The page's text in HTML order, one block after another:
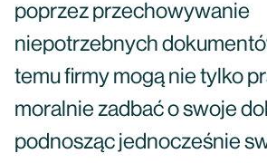
poprzez przechowywanie
niepotrzebnych
temu firmy mogą nie tylko
moralnie zadbać o swoje
podnosząc jednocześnie